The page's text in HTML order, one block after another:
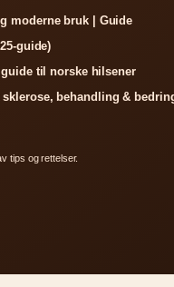
moderne bruk | Guide
guide)
til norske hilsener
behandling &
tips og rettelser.